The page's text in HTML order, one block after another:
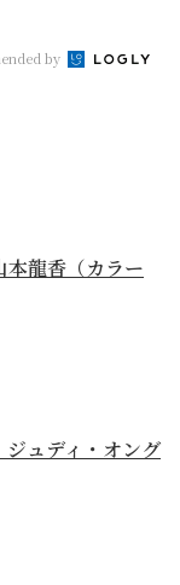
by
本龍香（カラー
ジュディ・オング